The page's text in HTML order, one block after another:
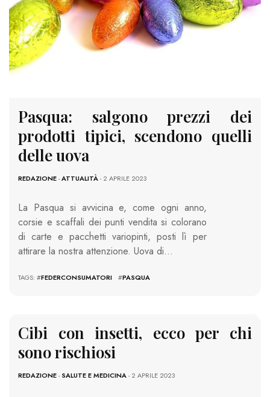
Pasqua: salgono prezzi dei
prodotti tipici, scendono quelli
delle uova
REDAZIONE-ATTUALITÀ- 2 APRILE 2023
La Pasqua si avvicina e, come ogni anno,
corsie e scaffali dei punti vendita si colorano
di carte e pacchetti variopinti, posti lì per
attirare la nostra attenzione. Uova di…
TAGS: #FEDERCONSUMATORI #PASQUA
Cibi con insetti, ecco per chi
sono rischiosi
REDAZIONE-SALUTE E MEDICINA- 2 APRILE 2023